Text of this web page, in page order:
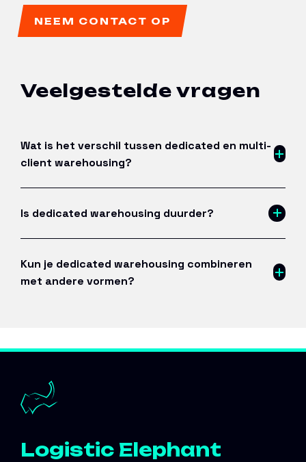
NEEM CONTACT OP
Veelgestelde vragen
Wat is het verschil tussen dedicated en multi-
client warehousing?
Is dedicated warehousing duurder?
Kun je dedicated warehousing combineren
met andere vormen?
Logistic Elephant